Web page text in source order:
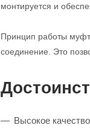
монтируется и
Принцип работы
соединение. Это
Высокое